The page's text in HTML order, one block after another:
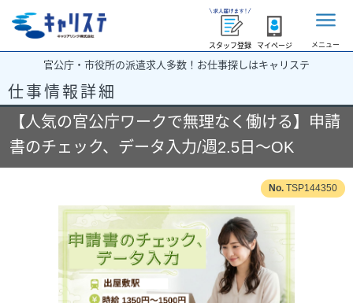
スタッフ登録 マイページ メニュー
官公庁・市役所の派遣求人多数！お仕事探しはキャリステ
仕事情報詳細
【人気の官公庁ワークで無理なく働ける】申請
書のチェック、データ入力/週2.5日～OK
TSP144350